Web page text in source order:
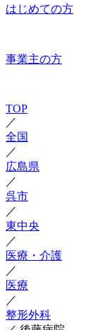
はじめての方
事業主の方
TOP
／
全国
／
広島県
／
呉市
／
東中央
／
医療・介護
／
医療
／
整形外科